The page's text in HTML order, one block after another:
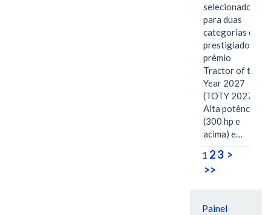
selecionado
para duas
categorias do
prestigiado
prêmio
Tractor of the
Year 2027
(TOTY 2027:
Alta potência
(300 hp e
acima) e…
1 23 >
>>
Painel